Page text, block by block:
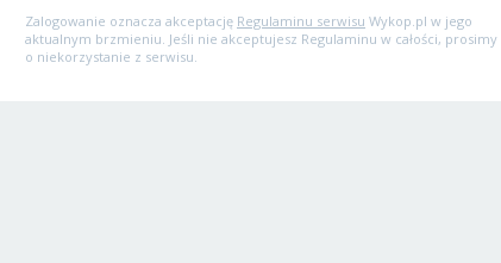
Zalogowanie oznacza akceptację Regulaminu serwisu Wykop.pl w jego
aktualnym brzmieniu. Jeśli nie akceptujesz Regulaminu w całości, prosimy
o niekorzystanie z serwisu.